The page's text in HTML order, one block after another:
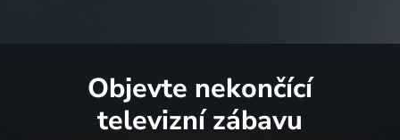
Objevte nekončící
televizní zábavu